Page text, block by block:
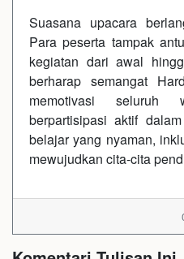
Suasana upacara
Para peserta tampak
kegiatan dari awal
berharap semangat
memotivasi seluruh
berpartisipasi aktif
belajar yang nyaman,
mewujudkan cita-cita